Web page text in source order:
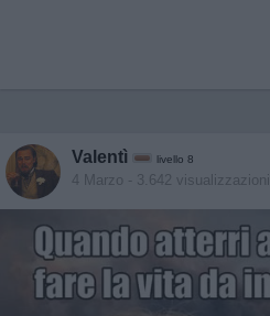
Valentì livello 8
4 Marzo - 3.642 visualizzazioni